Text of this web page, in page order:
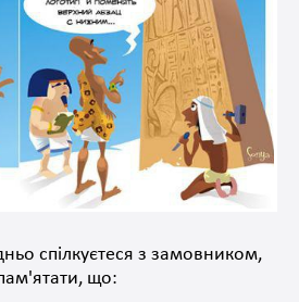
спілкуєтеся з замовником,
що: